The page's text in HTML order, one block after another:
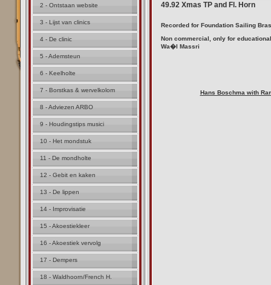
2 - Ontstaan website
3 - Lijst van clinics
4 - De clinic
5 - Ademsteun
6 - Keelholte
7 - Borstkas & wervelkolom
8 - Adviezen ARBO
9 - Houdingstips musici
10 - Het mondstuk
11 - De mondholte
12 - Gebit en kaken
13 - De lippen
14 - Improvisatie
15 - Akoestiekleer
16 - Akoestiek vervolg
17 - Dempers
18 - Waldhoorn/French H.
49.92 Xmas TP and Fl. Horn
Recorded for Foundation Sailing
Non commercial, only for
Wa�l Massri
Hans Boschma with